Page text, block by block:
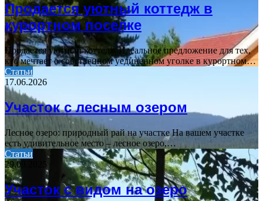
Продается уютный коттедж в
курортном поселке
Продается уютный коттедж Идеальное предложение для тех,
кто мечтает о собственном уединенном уголке в курортном…
Статьи
17.06.2026
Участок с лесным озером
Лесное озеро: природный рай на участке На вашем участке
есть удивительное место – лесное озеро,…
Статьи
29.09.2025
Участок с видом на озеро